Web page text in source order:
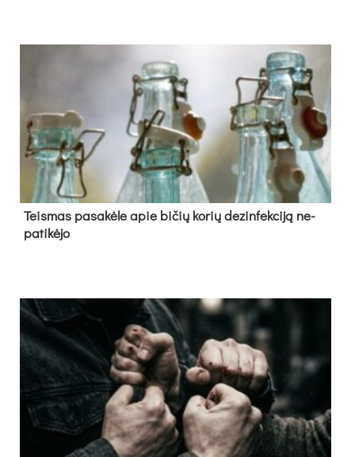
Teis­mas pa­sa­kė­le apie bi­čių ko­rių de­zin­fek­ci­ją ne­
pa­ti­kė­jo